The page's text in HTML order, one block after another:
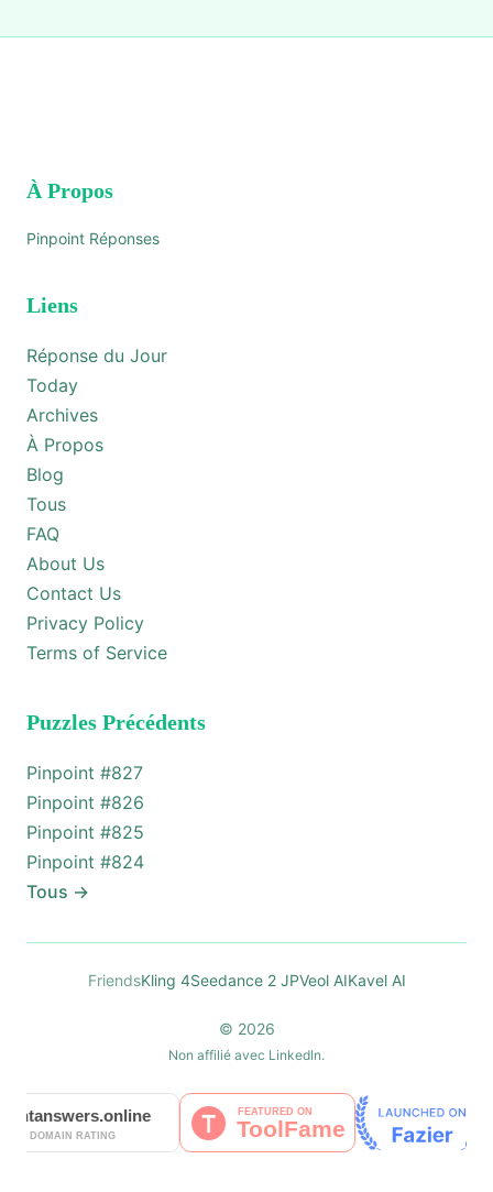
À Propos
Pinpoint Réponses
Liens
Réponse du Jour
Today
Archives
À Propos
Blog
Tous
FAQ
About Us
Contact Us
Privacy Policy
Terms of Service
Puzzles Précédents
Pinpoint #827
Pinpoint #826
Pinpoint #825
Pinpoint #824
Tous →
FriendsKling 4Seedance 2 JPVeol AIKavel AI
© 2026
Non affilié avec LinkedIn.